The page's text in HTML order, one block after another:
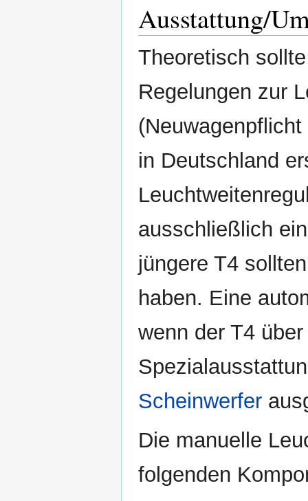
Ausstattung/
Theoretisch
Regelungen zur
in Deutschland
ausschließlich
jüngere T4
haben. Eine
wenn der T4
Scheinwerfer
Die manuelle
folgenden